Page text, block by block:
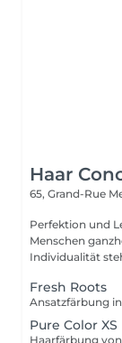
Haar
65, Grand-Rue
Perfektion und Leidenschaft
Menschen
Individualität
Fresh Roots
Pure Color XS